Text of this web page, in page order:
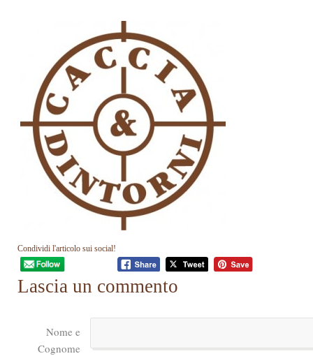
Condividi l'articolo sui social!
Lascia un commento
Nome e
Cognome